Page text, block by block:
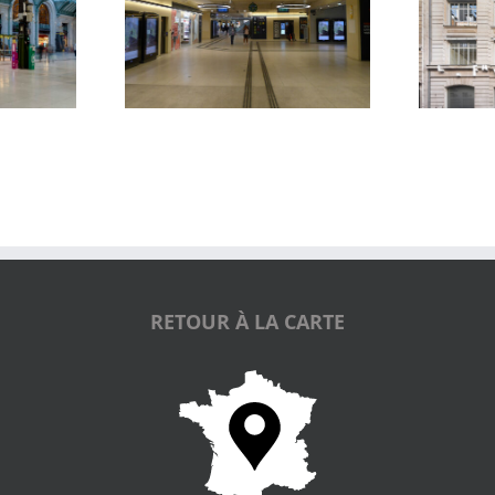
Diderot
Fondation Lafayette
Anticipations
RETOUR À LA CARTE